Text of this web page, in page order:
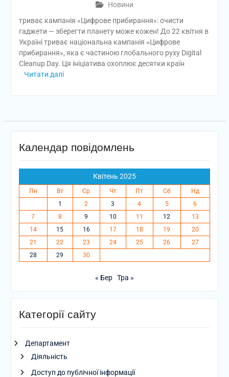
Новини
триває кампанія «Цифрове прибирання»: очисти
гаджети — зберегти планету може кожен! До 22 квітня в
Україні триває національна кампанія «Цифрове
прибирання», яка є частиною глобального руху Digital
Cleanup Day. Ця ініціатива охоплює десятки країн
Читати далі
Календар повідомлень
Квітень 2025
Пн Вт Ср Чт Пт Сб
Нд
1
2 3 4 5
6
7
8 9 10 11 12
13
14
15 16 17 18 19
20
21
22 23 24 25 26
27
28
29 30
« Бер Тра »
Категорії сайту
Департамент
Діяльність
Доступ до публічної інформації